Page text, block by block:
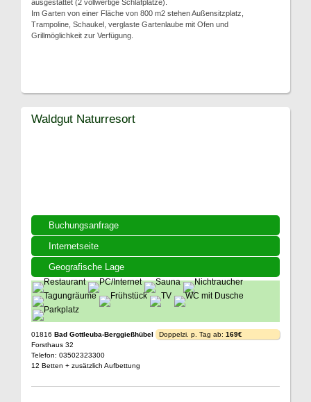
ausgestattet (2 vollwertige Schlafplätze).
Im Garten von einer Fläche von 800 m2 stehen Außensitzplatz,
Trampoline, Schaukel, verglaste Gartenlaube mit Ofen und
Grillmöglichkeit zur Verfügung.
Buchungsanfrage
Internetseite
Geografische Lage
Waldgut Naturresort
01816 Bad Gottleuba-Berggießhübel
Forsthaus 32
Telefon: 03502323300
12 Betten + zusätzlich Aufbettung
Doppelzi. p. Tag ab: 169€